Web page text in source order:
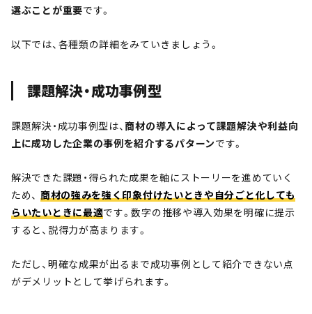
選ぶことが重要です。
以下では、各種類の詳細をみていきましょう。
課題解決・成功事例型
課題解決・成功事例型は、商材の導入によって課題解決や利益向
上に成功した企業の事例を紹介するパターンです。
解決できた課題・得られた成果を軸にストーリーを進めていく
ため、 商材の強みを強く印象付けたいときや自分ごと化しても
らいたいときに最適です。数字の推移や導入効果を明確に提示
すると、説得力が高まります。
ただし、明確な成果が出るまで成功事例として紹介できない点
がデメリットとして挙げられます。